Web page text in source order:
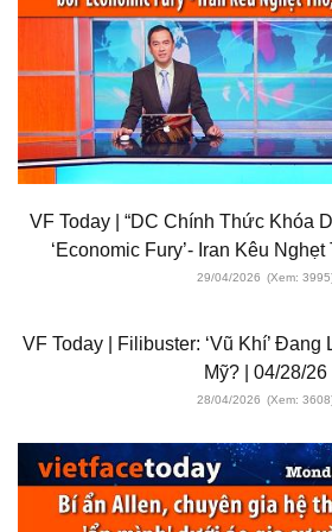
VF Today | “DC Chính Thức Khóa
‘Economic Fury’- Iran Kêu
29/04/2026 (Xem:
VF Today | Filibuster: ‘Vũ Khí’ Đang
Mỹ? | 04/28/26
28/04/2026 (Xem: